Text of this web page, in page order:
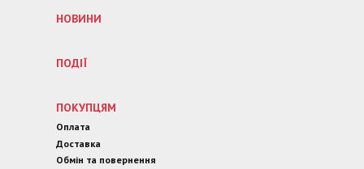
НОВИНИ
ПОДІЇ
ПОКУПЦЯМ
Оплата
Доставка
Обмін та повернення